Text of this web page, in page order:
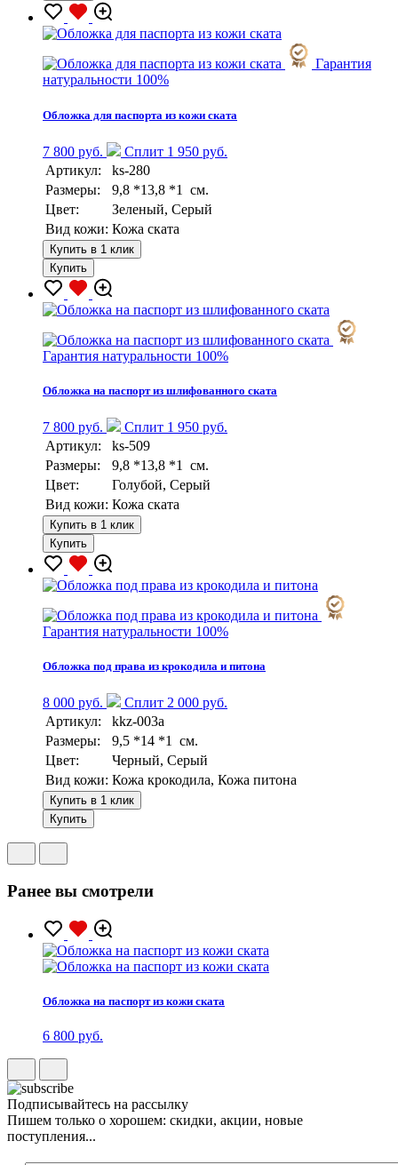
Гарантия
натуральности 100%
Обложка для паспорта из кожи ската
7 800 руб.
Сплит 1 950 руб.
Артикул:
ks-280
Размеры:
9,8 *13,8 *1 см.
Цвет:
Зеленый, Серый
Вид кожи: Кожа ската
Купить в 1 клик
Купить
Гарантия натуральности 100%
Обложка на паспорт из шлифованного ската
7 800 руб.
Сплит 1 950 руб.
Артикул:
ks-509
Размеры:
9,8 *13,8 *1 см.
Цвет:
Голубой, Серый
Вид кожи: Кожа ската
Купить в 1 клик
Купить
Гарантия натуральности 100%
Обложка под права из крокодила и питона
8 000 руб.
Сплит 2 000 руб.
Артикул:
kkz-003a
Размеры:
9,5 *14 *1 см.
Цвет:
Черный, Серый
Вид кожи: Кожа крокодила, Кожа питона
Купить в 1 клик
Купить
Ранее вы смотрели
Обложка на паспорт из кожи ската
6 800 руб.
Подписывайтесь на рассылку
Пишем только о хорошем: скидки, акции, новые
поступления...